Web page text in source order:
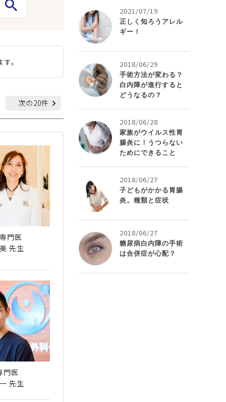
。
次の20件
門医
先生
門医
先生
2021/07/19
正しく知ろうアレル
ギー！
2018/06/29
手術方法が変わる？
白内障が進行すると
どうなるの？
2018/06/28
家族がウイルス性胃
腸炎に！うつらない
ためにできること
2018/06/27
子どもがかかる胃腸
炎。種類と症状
2018/06/27
糖尿病白内障の手術
は合併症が心配？